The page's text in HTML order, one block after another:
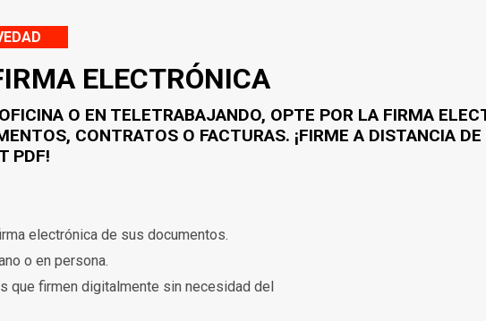
ELECTRÓNICA
O EN TELETRABAJANDO, OPTE POR LA FIRMA
CONTRATOS O FACTURAS. ¡FIRME A DISTANCIA
PDF!
electrónica de sus documentos.
o en persona.
que firmen digitalmente sin necesidad del